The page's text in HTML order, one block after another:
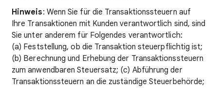
Hinweis: Wenn Sie für die Transaktionssteuern auf
Ihre Transaktionen mit Kunden verantwortlich sind, sind
Sie unter anderem für Folgendes verantwortlich:
(a) Feststellung, ob die Transaktion steuerpflichtig ist;
(b) Berechnung und Erhebung der Transaktionssteuern
zum anwendbaren Steuersatz; (c) Abführung der
Transaktionssteuern an die zuständige Steuerbehörde;